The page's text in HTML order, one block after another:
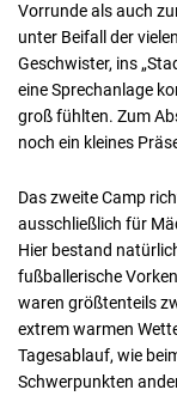
Vorrunde als auch
unter Beifall der
Geschwister, ins
eine Sprechanlage
groß fühlten. Zum
noch ein kleines
Das zweite Camp
ausschließlich für
Hier bestand
fußballerische
waren größtenteils
extrem warmen
Tagesablauf, wie
Schwerpunkten